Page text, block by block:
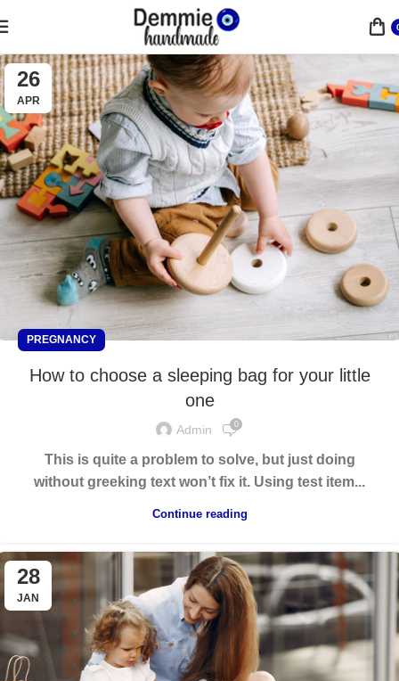
26
APR
PREGNANCY
How to choose a sleeping bag for your little
one
Admin 0
This is quite a problem to solve, but just doing
without greeking text won’t fix it. Using test item...
Continue reading
28
JAN